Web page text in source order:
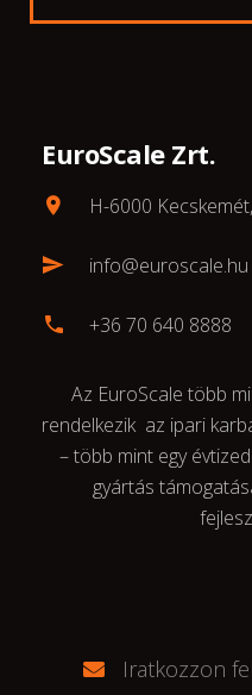
EuroScale Zrt.
H-6000
info@euroscale.hu
+36 70 640 8888
Az EuroScale több
rendelkezik az ipari
– több mint egy
gyártás